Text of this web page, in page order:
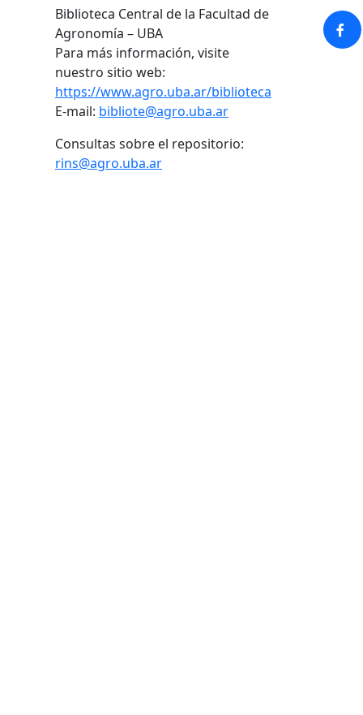
Biblioteca Central de la Facultad de
Agronomía – UBA
Para más información, visite
nuestro sitio web:
https://www.agro.uba.ar/biblioteca
E-mail: bibliote@agro.uba.ar
Consultas sobre el repositorio:
rins@agro.uba.ar